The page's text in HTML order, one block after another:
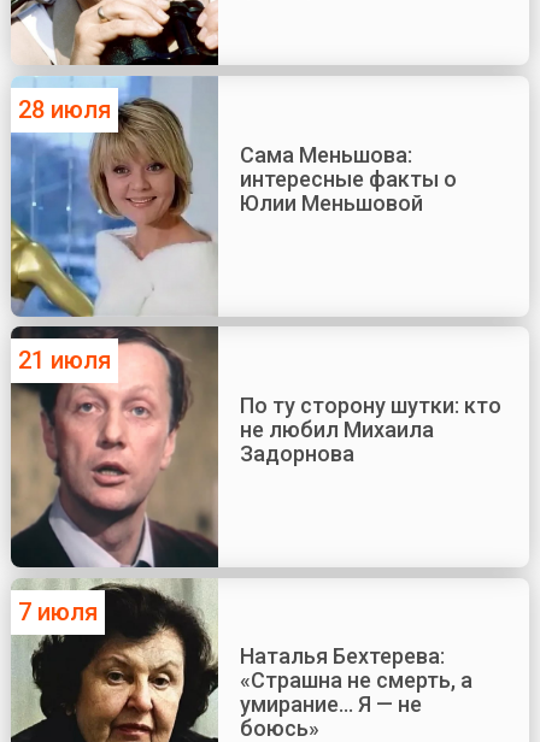
28 июля
Сама Меньшова:
интересные факты о
Юлии Меньшовой
21 июля
По ту сторону шутки: кто
не любил Михаила
Задорнова
7 июля
Наталья Бехтерева:
«Страшна не смерть, а
умирание... Я — не
боюсь»